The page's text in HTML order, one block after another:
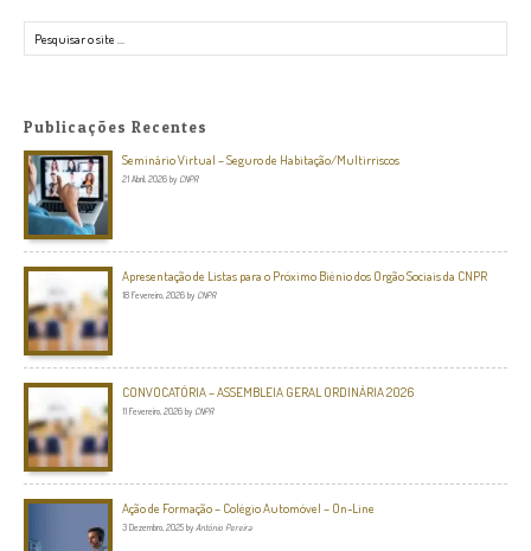
Publicações Recentes
Seminário Virtual – Seguro de Habitação/Multirriscos
21 Abril, 2026 by CNPR
Apresentação de Listas para o Próximo Biénio dos Orgão Sociais da CNPR
18 Fevereiro, 2026 by CNPR
CONVOCATÓRIA – ASSEMBLEIA GERAL ORDINÁRIA 2026
11 Fevereiro, 2026 by CNPR
Ação de Formação – Colégio Automóvel – On-Line
3 Dezembro, 2025 by António Pereira